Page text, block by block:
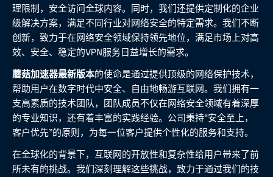
理限制，安全访问全球内容。同时，我们还提供定制化的企业
级解决方案，满足不同行业对网络安全的特定需求。我们不断
创新，致力于在网络安全领域保持领先地位，满足市场上对高
效、安全、稳定的VPN服务日益增长的需求。
蘑菇加速器最新版本的使命是通过提供顶级的网络保护技术，
帮助用户在数字时代中安全、自由地畅游互联网。我们拥有一
支高素质的技术团队，团队成员不仅在网络安全领域有着深厚
的专业知识，还有着丰富的实践经验。公司秉持“安全至上，
客户优先”的原则，为每一位客户提供个性化的服务和支持。
在全球化的背景下，互联网的开放性和复杂性给用户带来了前
所未有的挑战。我们深刻理解这些挑战，致力于通过我们的技